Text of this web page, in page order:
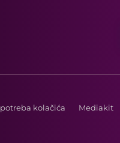
kolačića Mediakit